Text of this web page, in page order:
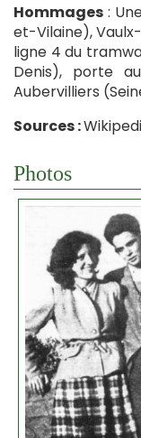
Hommages :
et-Vilaine),
ligne 4 du
Denis), porte
Aubervilliers
Sources :
Photos